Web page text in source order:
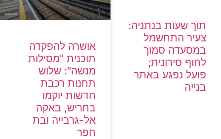
תוך שעות בנתניה:
צעיר התחשמל
במסעדה סמוך
לחוף סירונית;
פועל נפגע באתר
בנייה
אושרה להפקדה
תוכנית "מסילות
מנשה": שלוש
תחנות רכבת
חדשות יוקמו
בחריש, באקה
אל-גרבייה ובת
חפר